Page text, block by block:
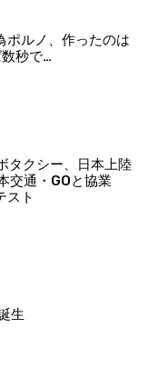
ポルノ、作ったのは
秒で…
タクシー、日本上陸
交通・GOと協業
スト
生